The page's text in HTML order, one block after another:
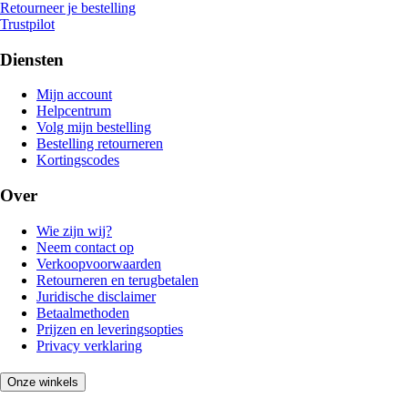
Retourneer je bestelling
Trustpilot
Diensten
Mijn account
Helpcentrum
Volg mijn bestelling
Bestelling retourneren
Kortingscodes
Over
Wie zijn wij?
Neem contact op
Verkoopvoorwaarden
Retourneren en terugbetalen
Juridische disclaimer
Betaalmethoden
Prijzen en leveringsopties
Privacy verklaring
Onze winkels